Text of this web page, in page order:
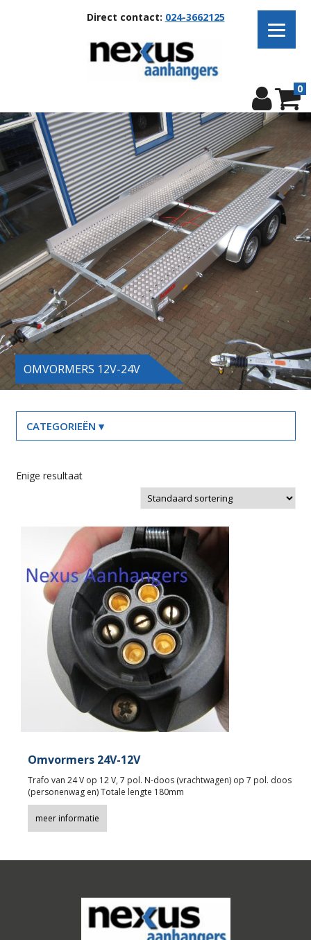
Direct contact: 024-3662125
0
OMVORMERS 12V-24V
Enige resultaat
Omvormers 24V-12V
Trafo van 24 V op 12 V, 7 pol. N-doos (vrachtwagen) op 7 pol. doos
(personenwag en) Totale lengte 180mm
meer informatie